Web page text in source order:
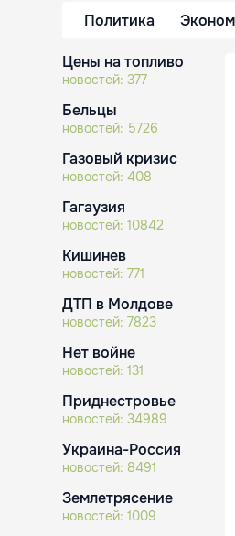
Политика
Цены на топливо
новостей: 377
Бельцы
новостей: 5726
Газовый кризис
новостей: 408
Гагаузия
новостей: 10842
Кишинев
новостей: 771
ДТП в Молдове
новостей: 7823
Нет войне
новостей: 131
Приднестровье
новостей: 34989
Украина-Россия
новостей: 8491
Землетрясение
новостей: 1009